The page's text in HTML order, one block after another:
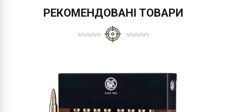
РЕКОМЕНДОВАНІ ТОВАРИ